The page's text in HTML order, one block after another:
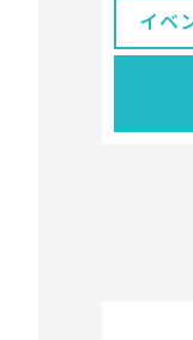
イベ